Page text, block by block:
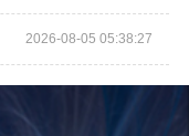
2026-08-05 05:38:27